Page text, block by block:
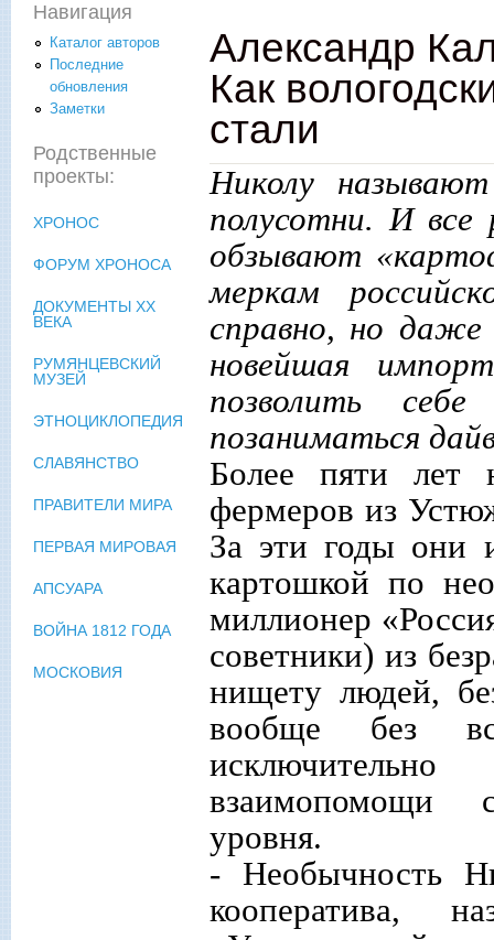
Александр
Как
стали
Николу
полусотни. И
обзывают
меркам
справно, но
новейшая
позволить
позаниматься
Более пяти лет
фермеров из
За эти годы они
картошкой по
миллионер
советники) из
нищету людей,
вообще без
взаимопомощи
уровня.
- Необычность
кооператива,
Навигация
Каталог авторов
Последние
обновления
Заметки
Родственные
проекты:
ХРОНОС
ФОРУМ ХРОНОСА
ДОКУМЕНТЫ XX
ВЕКА
РУМЯНЦЕВСКИЙ
МУЗЕЙ
ЭТНОЦИКЛОПЕДИЯ
СЛАВЯНСТВО
ПРАВИТЕЛИ МИРА
ПЕРВАЯ МИРОВАЯ
АПСУАРА
ВОЙНА 1812 ГОДА
МОСКОВИЯ